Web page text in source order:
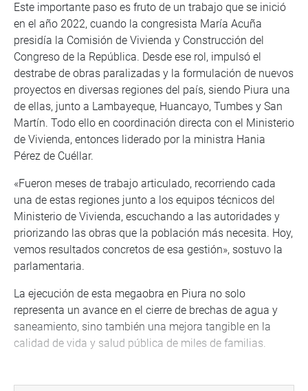
Este importante paso es fruto de un trabajo que se inició
en el año 2022, cuando la congresista María Acuña
presidía la Comisión de Vivienda y Construcción del
Congreso de la República. Desde ese rol, impulsó el
destrabe de obras paralizadas y la formulación de nuevos
proyectos en diversas regiones del país, siendo Piura una
de ellas, junto a Lambayeque, Huancayo, Tumbes y San
Martín. Todo ello en coordinación directa con el Ministerio
de Vivienda, entonces liderado por la ministra Hania
Pérez de Cuéllar.
«Fueron meses de trabajo articulado, recorriendo cada
una de estas regiones junto a los equipos técnicos del
Ministerio de Vivienda, escuchando a las autoridades y
priorizando las obras que la población más necesita. Hoy,
vemos resultados concretos de esa gestión», sostuvo la
parlamentaria.
La ejecución de esta megaobra en Piura no solo
representa un avance en el cierre de brechas de agua y
saneamiento, sino también una mejora tangible en la
calidad de vida y salud pública de miles de familias.
fiscalización y acompañamiento de este proyecto,